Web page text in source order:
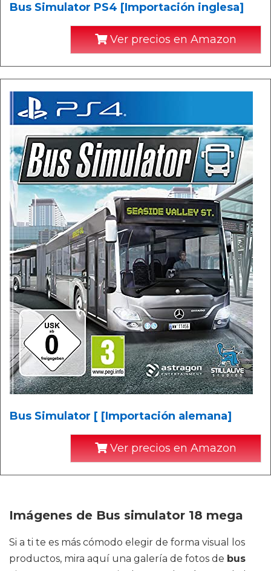
Bus Simulator PS4 [Importación inglesa]
Ver precios en Amazon
Bus Simulator [ [Importación alemana]
Ver precios en Amazon
Imágenes de Bus simulator 18 mega
Si a ti te es más cómodo elegir de forma visual los
productos, mira aquí una galería de fotos de bus